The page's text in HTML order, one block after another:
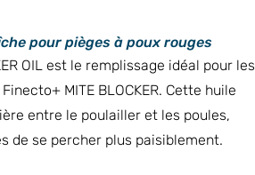
pour pièges à poux rouges
OIL est le remplissage idéal pour les
MITE BLOCKER. Cette huile
entre le poulailler et les poules,
de se percher plus paisiblement.